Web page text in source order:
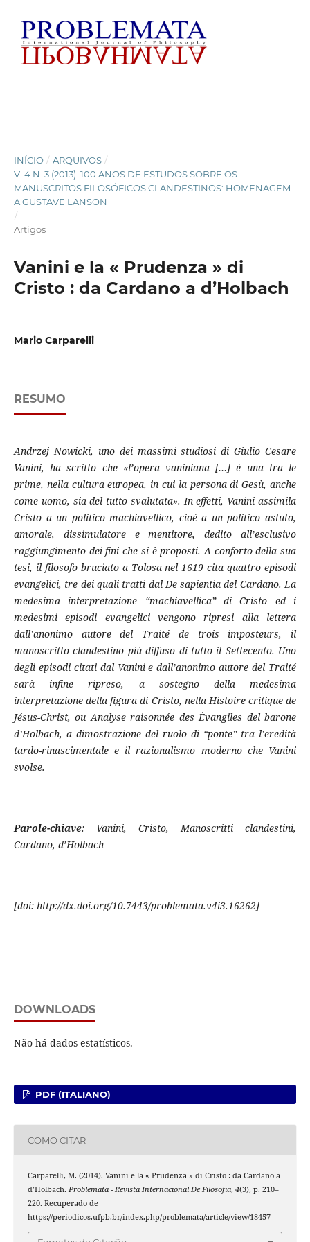
INÍCIO / ARQUIVOS /
V. 4 N. 3 (2013): 100 ANOS DE ESTUDOS SOBRE OS
MANUSCRITOS FILOSÓFICOS CLANDESTINOS: HOMENAGEM
A GUSTAVE LANSON
/
Artigos
Vanini e la « Prudenza » di
Cristo : da Cardano a d’Holbach
Mario Carparelli
RESUMO
Andrzej Nowicki, uno dei massimi studiosi di Giulio Cesare
Vanini, ha scritto che «l’opera vaniniana […] è una tra le
prime, nella cultura europea, in cui la persona di Gesù, anche
come uomo, sia del tutto svalutata». In effetti, Vanini assimila
Cristo a un politico machiavellico, cioè a un politico astuto,
amorale, dissimulatore e mentitore, dedito all’esclusivo
raggiungimento dei fini che si è proposti. A conforto della sua
tesi, il filosofo bruciato a Tolosa nel 1619 cita quattro episodi
evangelici, tre dei quali tratti dal De sapientia del Cardano. La
medesima interpretazione “machiavellica” di Cristo ed i
medesimi episodi evangelici vengono ripresi alla lettera
dall’anonimo autore del Traité de trois imposteurs, il
manoscritto clandestino più diffuso di tutto il Settecento. Uno
degli episodi citati dal Vanini e dall’anonimo autore del Traité
sarà infine ripreso, a sostegno della medesima
interpretazione della figura di Cristo, nella Histoire critique de
Jésus-Christ, ou Analyse raisonnée des Évangiles del barone
d’Holbach, a dimostrazione del ruolo di “ponte” tra l’eredità
tardo-rinascimentale e il razionalismo moderno che Vanini
svolse.
Parole-chiave: Vanini, Cristo, Manoscritti clandestini,
Cardano, d’Holbach
[doi: http://dx.doi.org/10.7443/problemata.v4i3.16262]
DOWNLOADS
Não há dados estatísticos.
PDF (ITALIANO)
COMO CITAR
Carparelli, M. (2014). Vanini e la « Prudenza » di Cristo : da Cardano a
d’Holbach. Problemata - Revista Internacional De Filosofia, 4(3), p. 210–
220. Recuperado de
https://periodicos.ufpb.br/index.php/problemata/article/view/18457